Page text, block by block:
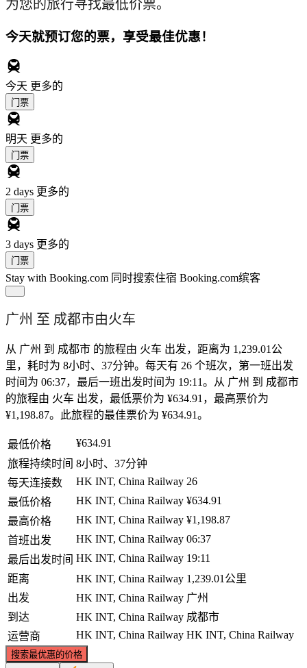
为您的旅行寻找最低价票。
今天就预订您的票，享受最佳优惠！
今天 更多的
门票
明天 更多的
门票
2 days 更多的
门票
3 days 更多的
门票
Stay with Booking.com 同时搜索住宿 Booking.com缤客
广州 至 成都市由火车
从 广州 到 成都市 的旅程由 火车 出发，距离为 1,239.01公
里，耗时为 8小时、37分钟。每天有 26 个班次，第一班出发
时间为 06:37，最后一班出发时间为 19:11。从 广州 到 成都市
的旅程由 火车 出发，最低票价为 ¥634.91，最高票价为
¥1,198.87。此旅程的最佳票价为 ¥634.91。
最低价格
¥634.91
旅程持续时间 8小时、37分钟
每天连接数
HK INT, China Railway 26
最低价格
HK INT, China Railway ¥634.91
最高价格
HK INT, China Railway ¥1,198.87
首班出发
HK INT, China Railway 06:37
最后出发时间 HK INT, China Railway 19:11
距离
HK INT, China Railway 1,239.01公里
出发
HK INT, China Railway 广州
到达
HK INT, China Railway 成都市
运营商
HK INT, China Railway HK INT, China Railway
搜索最优惠的价格